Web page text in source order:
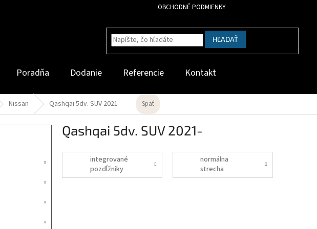
OBCHODNÉ PODMIENKY
HĽADAŤ
Poradňa Dodanie Referencie Kontakt
Nissan Qashqai 5dv. SUV 2021- Späť
Qashqai 5dv. SUV 2021-
integrované
pozdĺžniky
normálna
strecha